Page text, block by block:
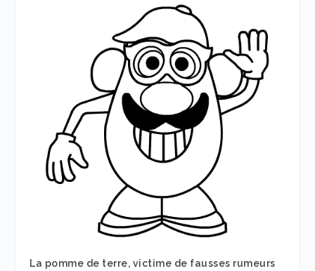
La pomme de terre, victime de fausses rumeurs